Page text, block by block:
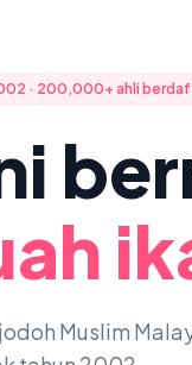
· 200,000+ ahli
Muslim